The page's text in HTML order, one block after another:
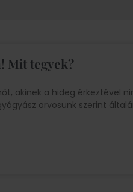
Mit tegyek?
akinek a hideg érkeztével
orvosunk szerint